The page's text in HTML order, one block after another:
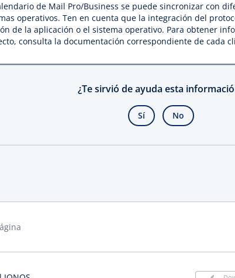
de Mail Pro/Business se puede sincronizar con
operativos. Ten en cuenta que la integración del
de la aplicación o el sistema operativo. Para obtener
consulta la documentación correspondiente de cada
¿Te sirvió de ayuda esta
Sí No